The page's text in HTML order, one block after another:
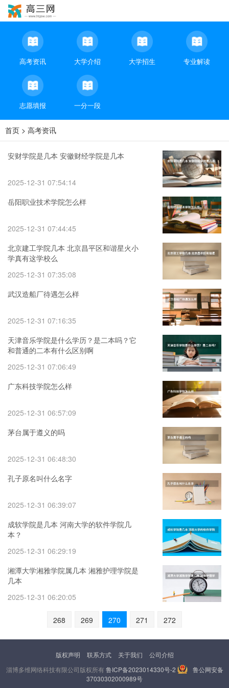
高考资讯 大学介绍 大学招生 专业解读
志愿填报 一分一段
首页 > 高考资讯
安财学院是几本 安徽财经学院是几本
2025-12-31 07:54:14
岳阳职业技术学院怎么样
2025-12-31 07:44:45
北京建工学院几本 北京昌平区和谐星火小
学真有这学校么
2025-12-31 07:35:08
武汉造船厂待遇怎么样
2025-12-31 07:16:35
天津音乐学院是什么学历？是二本吗？它
和普通的二本有什么区别啊
2025-12-31 07:06:49
广东科技学院怎么样
2025-12-31 06:57:09
茅台属于遵义的吗
2025-12-31 06:48:30
孔子原名叫什么名字
2025-12-31 06:39:07
成软学院是几本 河南大学的软件学院几
本？
2025-12-31 06:29:19
湘潭大学湘雅学院属几本 湘雅护理学院是
几本
2025-12-31 06:20:05
268 269 270 271 272
版权声明 联系方式 关于我们
公司介绍
淄博多维网络科技有限公司版权所有鲁ICP备2023014330号-2
鲁公网安备
37030302000989号